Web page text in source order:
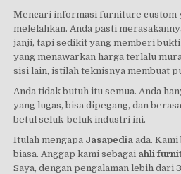
Mencari informasi furniture custom
melelahkan. Anda pasti
janji, tapi sedikit yang memberi bukti
yang menawarkan harga terlalu
sisi lain, istilah teknisnya membuat
Anda tidak butuh itu semua. Anda
yang lugas, bisa dipegang, dan
betul seluk-beluk industri ini.
Itulah mengapa Jasapedia ada.
biasa. Anggap kami sebagai ahli
Saya, dengan pengalaman lebih dari